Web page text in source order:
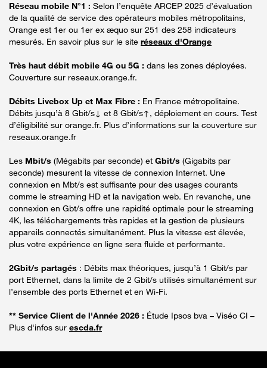
Réseau mobile N°1 : Selon l’enquête ARCEP 2025 d’évaluation
de la qualité de service des opérateurs mobiles métropolitains,
Orange est 1er ou 1er ex æquo sur 251 des 258 indicateurs
mesurés. En savoir plus sur le site réseaux d'Orange
Très haut débit mobile 4G ou 5G : dans les zones déployées.
Couverture sur reseaux.orange.fr.
Débits Livebox Up et Max Fibre : En France métropolitaine.
Débits jusqu’à 8 Gbit/s↓ et 8 Gbit/s↑, déploiement en cours. Test
d’éligibilité sur orange.fr. Plus d’informations sur la couverture sur
reseaux.orange.fr
Les Mbit/s (Mégabits par seconde) et Gbit/s (Gigabits par
seconde) mesurent la vitesse de connexion Internet. Une
connexion en Mbt/s est suffisante pour des usages courants
comme le streaming HD et la navigation web. En revanche, une
connexion en Gbt/s offre une rapidité optimale pour le streaming
4K, les téléchargements très rapides et la gestion de plusieurs
appareils connectés simultanément. Plus la vitesse est élevée,
plus votre expérience en ligne sera fluide et performante.
2Gbit/s partagés : Débits max théoriques, jusqu’à 1 Gbit/s par
port Ethernet, dans la limite de 2 Gbit/s utilisés simultanément sur
l’ensemble des ports Ethernet et en Wi-Fi.
** Service Client de l'Année 2026 : Étude Ipsos bva – Viséo CI –
Plus d'infos sur escda.fr